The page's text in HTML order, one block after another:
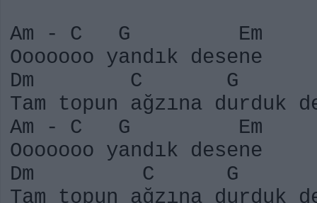
Am - C G Em
Ooooooo yandık desene
Dm C G
Tam topun ağzına durduk
Am - C G Em
Ooooooo yandık desene
Dm C G
Tam topun ağzına durduk